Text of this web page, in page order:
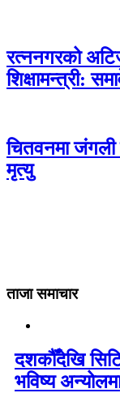
रत्ननगरको
शिक्षामन्त्री:
चितवनमा जंगली
मृत्यु
ताजा समाचार
दशकौँदेखि
भविष्य